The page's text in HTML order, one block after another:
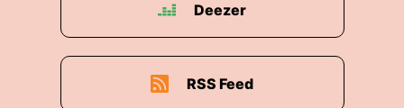
Deezer
RSS Feed